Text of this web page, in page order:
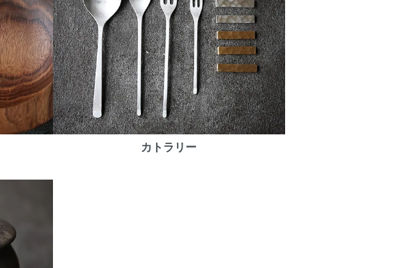
カトラリー